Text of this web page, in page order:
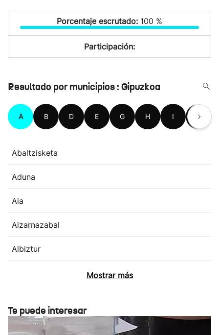
Porcentaje escrutado: 100 %
Participación:
Resultado por municipios : Gipuzkoa
A B D E G H I L
Abaltzisketa
Aduna
Aia
Aizarnazabal
Albiztur
Mostrar más
Te puede interesar